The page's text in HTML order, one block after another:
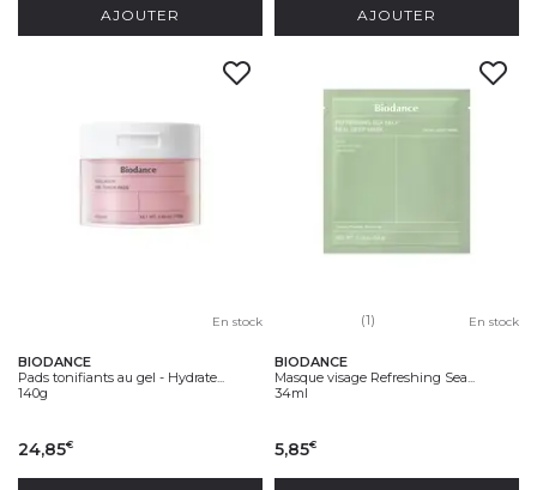
AJOUTER AJOUTER
En stock
BIODANCE
Pads tonifiants au gel - Hydrate...
140g
24,85€
(1) En stock
BIODANCE
Masque visage Refreshing Sea...
34ml
5,85€